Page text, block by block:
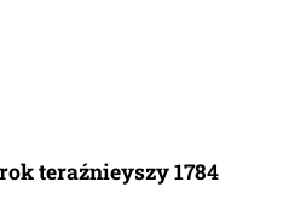
teraźnieyszy 1784